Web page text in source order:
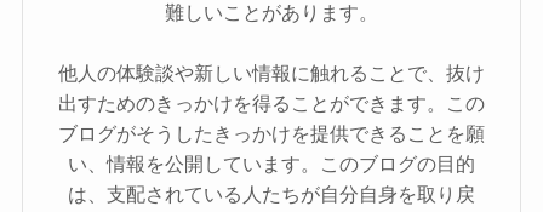
難しいことがあります。
他人の体験談や新しい情報に触れることで、抜け
出すためのきっかけを得ることができます。この
ブログがそうしたきっかけを提供できることを願
い、情報を公開しています。このブログの目的
は、支配されている人たちが自分自身を取り戻